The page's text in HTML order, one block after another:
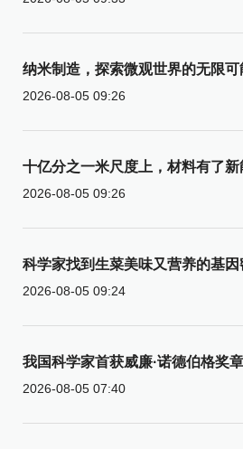
纳米制造，探索微观世界的无限可
2026-08-05 09:26
十亿分之一米尺度上，材料有了新
2026-08-05 09:26
科学家找到生菜美味又营养的基因
2026-08-05 09:24
我国科学家首获威廉·诺德伯格奖章
2026-08-05 07:40